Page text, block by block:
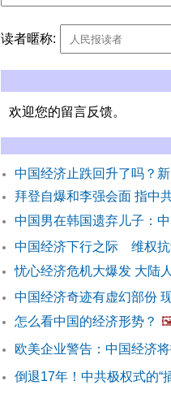
读者暱称:
欢迎您的留言反馈。
中国经济止跌回升了吗？
拜登自爆和李强会面 指中
中国男在韩国遗弃儿子：
中国经济下行之际 维权抗
忧心经济危机大爆发 大陆
中国经济奇迹有虚幻部份
怎么看中国的经济形势？
欧美企业警告：中国经济
倒退17年！中共极权式的“